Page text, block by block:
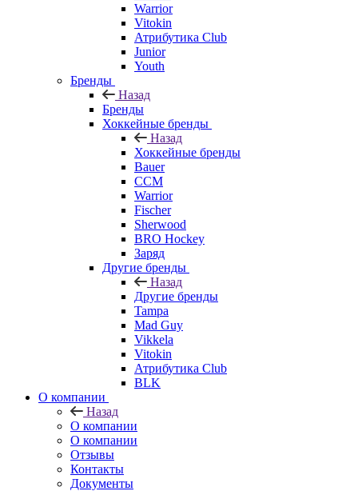
Warrior
Vitokin
Атрибутика Club
Junior
Youth
Бренды
Назад
Бренды
Хоккейные бренды
Назад
Хоккейные бренды
Bauer
CCM
Warrior
Fischer
Sherwood
BRO Hockey
Заряд
Другие бренды
Назад
Другие бренды
Tampa
Mad Guy
Vikkela
Vitokin
Атрибутика Club
BLK
О компании
Назад
О компании
О компании
Отзывы
Контакты
Документы